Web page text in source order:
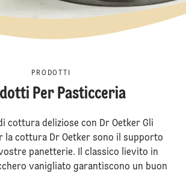
PRODOTTI
Per Pasticceria
cottura deliziose con Dr Oetker Gli
la cottura Dr Oetker sono il supporto
panetterie. Il classico lievito in
vanigliato garantiscono un buon